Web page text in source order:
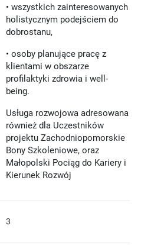
• wszystkich zainteresowanych
holistycznym podejściem do
dobrostanu,
• osoby planujące pracę z
klientami w obszarze
profilaktyki zdrowia i well-
being.
Usługa rozwojowa adresowana
również dla Uczestników
projektu Zachodniopomorskie
Bony Szkoleniowe, oraz
Małopolski Pociąg do Kariery i
Kierunek Rozwój
3